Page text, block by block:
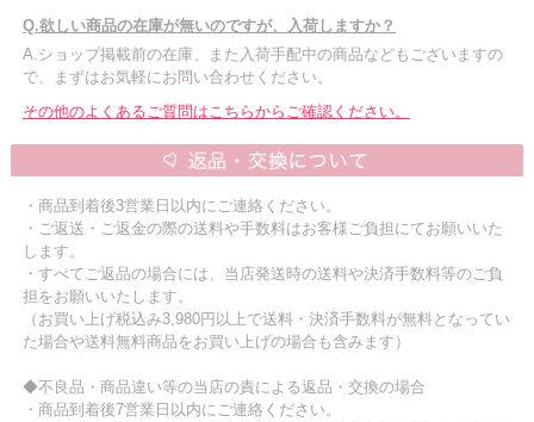
Q.欲しい商品の在庫が無いのですが、入荷しますか？
A.ショップ掲載前の在庫、また入荷手配中の商品などもございますの
で、まずはお気軽にお問い合わせください。
その他のよくあるご質問はこちらからご確認ください。
・商品到着後3営業日以内にご連絡ください。
・ご返送・ご返金の際の送料や手数料はお客様ご負担にてお願いいた
します。
・すべてご返品の場合には、当店発送時の送料や決済手数料等のご負
担をお願いいたします。
（お買い上げ税込み3,980円以上で送料・決済手数料が無料となってい
た場合や送料無料商品をお買い上げの場合も含みます）
◆不良品・商品違い等の当店の責による返品・交換の場合
・商品到着後7営業日以内にご連絡ください。